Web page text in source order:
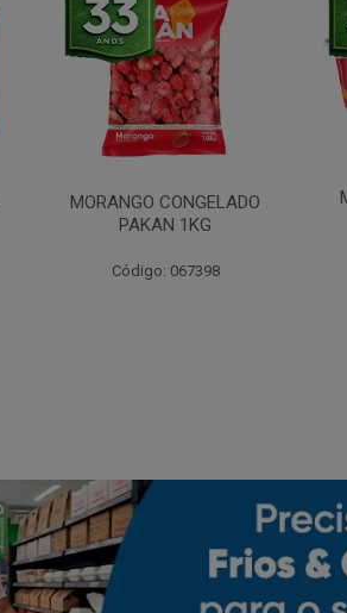
MORANGO CONGELADO
PAKAN 1KG
Código: 067398